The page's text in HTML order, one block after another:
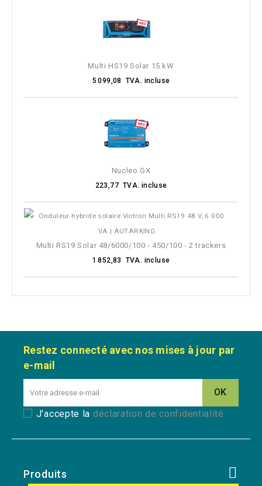
Multi HS19 Solar 15 kW
5 099,08 TVA. incluse
Nucleo GX
223,77 TVA. incluse
Multi RS19 Solar 48/6000/100 - 450/100 - 2 trackers
1 852,83 TVA. incluse
Restez connecté avec nos mises à jour par
e-mail
J'accepte la déclaration de confidentialité
Produits